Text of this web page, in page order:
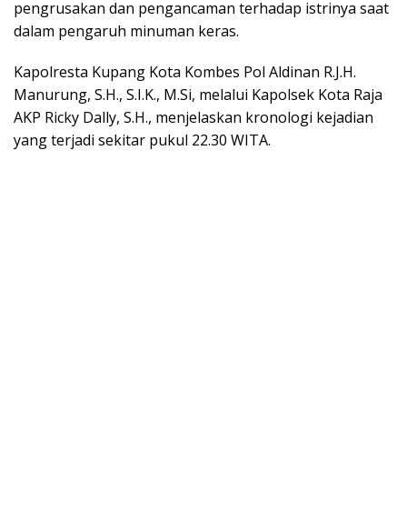
pengrusakan dan pengancaman terhadap istrinya saat
dalam pengaruh minuman keras.
Kapolresta Kupang Kota Kombes Pol Aldinan R.J.H.
Manurung, S.H., S.I.K., M.Si, melalui Kapolsek Kota Raja
AKP Ricky Dally, S.H., menjelaskan kronologi kejadian
yang terjadi sekitar pukul 22.30 WITA.